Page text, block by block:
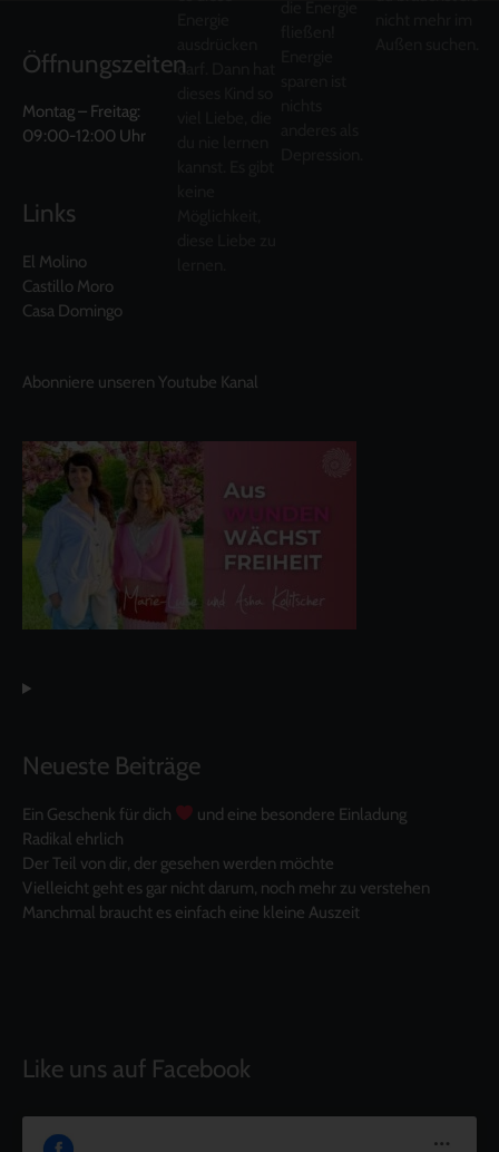
darf. Dann hat
Öffnungszeiten
Montag – Freitag:
09:00-12:00 Uhr
Links
El Molino
Castillo Moro
Casa Domingo
Abonniere unseren Youtube Kanal
Neueste Beiträge
Ein Geschenk für dich
und eine besondere Einladung
Radikal ehrlich
Der Teil von dir, der gesehen werden möchte
Vielleicht geht es gar nicht darum, noch mehr zu verstehen
Manchmal braucht es einfach eine kleine Auszeit
Like uns auf Facebook